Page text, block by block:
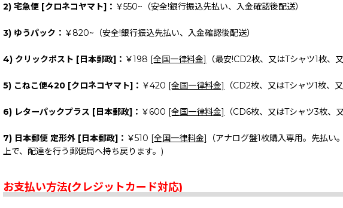
2) 宅急便 [クロネコヤマト]： ￥550~（安全!銀行振込先払い、入金確認後配送）
3) ゆうパック： ￥820~（安全!銀行振込先払い、入金確認後配送）
4) クリックポスト [日本郵政]： ￥198 [全国一律料金] （最安!CD2枚、又はTシャツ1枚
5) こねこ便420 [クロネコヤマト]： ￥420 [全国一律料金] （CD2枚、又はTシャツ1枚、
6) レターパックプラス [日本郵政]： ￥600 [全国一律料金] （CD6枚、又はTシャツ3枚
7) 日本郵便 定形外 [日本郵政]： ￥510 [全国一律料金]
（アナログ盤1枚購入専用。先払
上で、配達を行う郵便局へ持ち戻ります。)
お支払い方法(クレジットカード対応)